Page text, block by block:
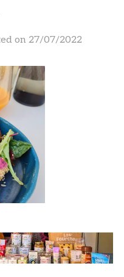
on 27/07/2022